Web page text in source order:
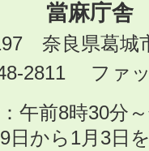
當麻庁舎
奈良県葛城
2811 ファ
午前8時30分
日から1月3日